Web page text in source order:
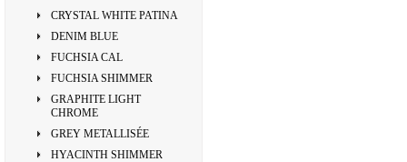
CRYSTAL WHITE PATINA
DENIM BLUE
FUCHSIA CAL
FUCHSIA SHIMMER
GRAPHITE LIGHT
CHROME
GREY METALLISÉE
HYACINTH SHIMMER